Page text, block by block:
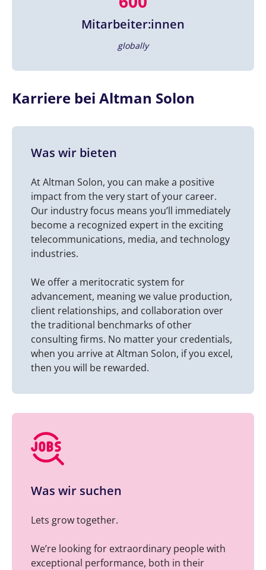
Mitarbeiter:innen
globally
Karriere bei Altman Solon
Was wir bieten
At Altman Solon, you can make a positive
impact from the very start of your career.
Our industry focus means you’ll immediately
become a recognized expert in the exciting
telecommunications, media, and technology
industries.
We offer a meritocratic system for
advancement, meaning we value production,
client relationships, and collaboration over
the traditional benchmarks of other
consulting firms. No matter your credentials,
when you arrive at Altman Solon, if you excel,
then you will be rewarded.
Was wir suchen
Lets grow together.
We’re looking for extraordinary people with
exceptional performance, both in their